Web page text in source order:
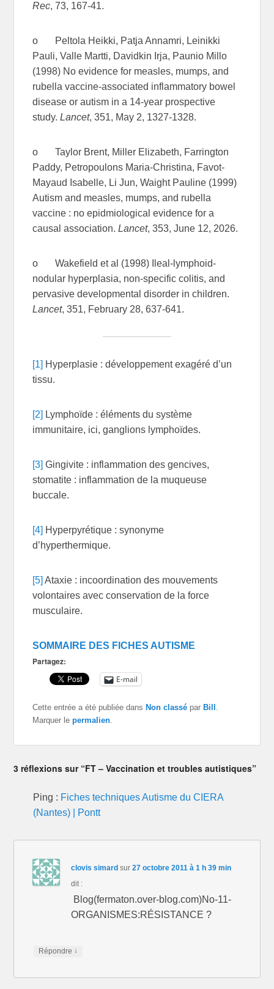
Rec, 73, 167-41.
o Peltola Heikki, Patja Annamri, Leinikki
Pauli, Valle Martti, Davidkin Irja, Paunio Millo
(1998) No evidence for measles, mumps, and
rubella vaccine-associated inflammatory bowel
disease or autism in a 14-year prospective
study.Lancet, 351, May 2, 1327-1328.
o Taylor Brent, Miller Elizabeth, Farrington
Paddy, Petropoulons Maria-Christina, Favot-
Mayaud Isabelle, Li Jun, Waight Pauline (1999)
Autism and measles, mumps, and rubella
vaccine : no epidmiological evidence for a
causal association.Lancet, 353, June 12, 2026.
o Wakefield et al (1998) Ileal-lymphoid-
nodular hyperplasia, non-specific colitis, and
pervasive developmental disorder in children.
Lancet, 351, February 28, 637-641.
[1] Hyperplasie : développement exagéré d’un
tissu.
[2] Lymphoïde : éléments du système
immunitaire, ici, ganglions lymphoïdes.
[3] Gingivite : inflammation des gencives,
stomatite : inflammation de la muqueuse
buccale.
[4] Hyperpyrétique : synonyme
d’hyperthermique.
[5] Ataxie : incoordination des mouvements
volontaires avec conservation de la force
musculaire.
SOMMAIRE DES FICHES AUTISME
Partagez:
E-mail
Cette entrée a été publiée dans Non classé par Bill .
Marquer lepermalien.
3 réflexions sur “FT – Vaccination et troubles autistiques”
Ping : Fiches techniques Autisme du CIERA
(Nantes) | Pontt
clovis simard sur27 octobre 2011 à 1 h 39 min
dit :
Blog(fermaton.over-blog.com)No-11-
ORGANISMES:RÉSISTANCE ?
Répondre ↓